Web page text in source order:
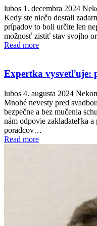
lubos 1. decembra 2024
Kedy ste niečo dostali
prípadov to boli určite len
možnosť zistiť stav svojho
Read more
Expertka vysvetľuje:
lubos 4. augusta 2024
Mnohé nevesty pred
bezpečne a bez mučenia
nám odpovie zakladateľka
poradcov…
Read more